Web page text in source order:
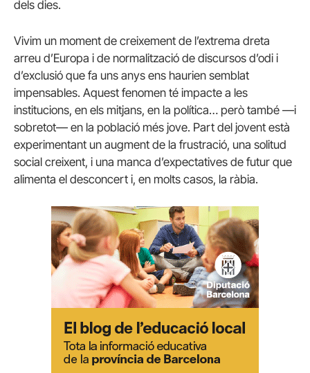
dels dies.
Vivim un moment de creixement de l’extrema dreta
arreu d’Europa i de normalització de discursos d’odi i
d’exclusió que fa uns anys ens haurien semblat
impensables. Aquest fenomen té impacte a les
institucions, en els mitjans, en la política… però també —i
sobretot— en la població més jove. Part del jovent està
experimentant un augment de la frustració, una solitud
social creixent, i una manca d’expectatives de futur que
alimenta el desconcert i, en molts casos, la ràbia.